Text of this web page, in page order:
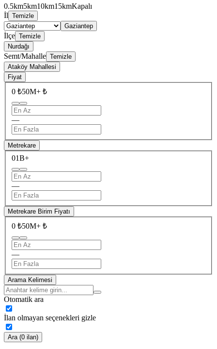
0.5km5km10km15kmKapalı
İl Temizle
Gaziantep
İlçe Temizle
Nurdağı
Semt/Mahalle Temizle
Ataköy Mahallesi
Fiyat
0 ₺50M+ ₺
—
Metrekare
01B+
—
Metrekare Birim Fiyatı
0 ₺50M+ ₺
—
Arama Kelimesi
Otomatik ara
İlan olmayan seçenekleri gizle
Ara (0 ilan)